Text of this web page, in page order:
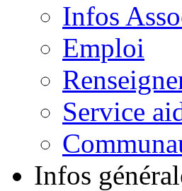
Infos
Emploi
Service
Infos